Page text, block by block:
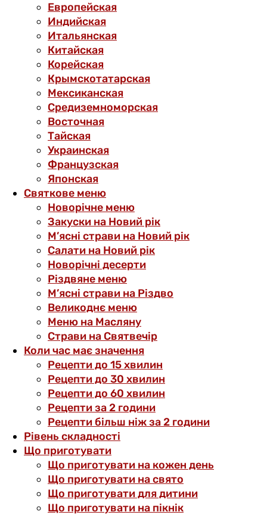
Европейская
Индийская
Итальянская
Китайская
Корейская
Крымскотатарская
Мексиканская
Средиземноморская
Восточная
Тайская
Украинская
Французская
Японская
Святкове меню
Новорічне меню
Закуски на Новий рік
М’ясні страви на Новий рік
Салати на Новий рік
Новорічні десерти
Різдвяне меню
М’ясні страви на Різдво
Великоднє меню
Меню на Масляну
Страви на Святвечір
Коли час має значення
Рецепти до 15 хвилин
Рецепти до 30 хвилин
Рецепти до 60 хвилин
Рецепти за 2 години
Рецепти більш ніж за 2 години
Рівень складності
Що приготувати
Що приготувати на кожен день
Що приготувати на свято
Що приготувати для дитини
Що приготувати на пікнік